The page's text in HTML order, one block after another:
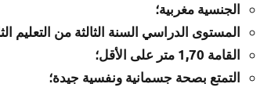
الجنسية مغربية؛
المستوى الدراسي السنة الثالثة من التعليم
القامة 1,70 متر على الأقل؛
التمتع بصحة جسمانية ونفسية جيدة؛